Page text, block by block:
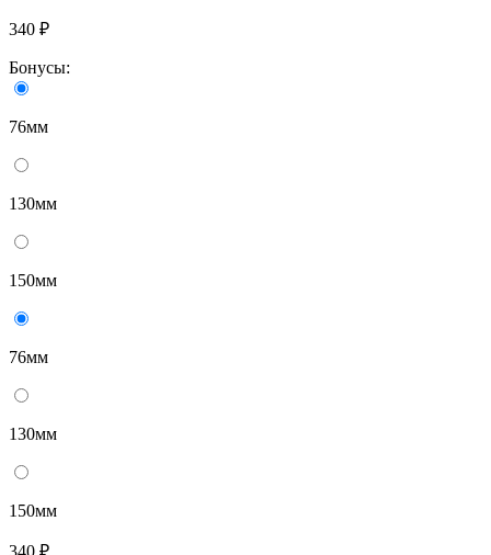
340 ₽
Бонусы:
76мм
130мм
150мм
76мм
130мм
150мм